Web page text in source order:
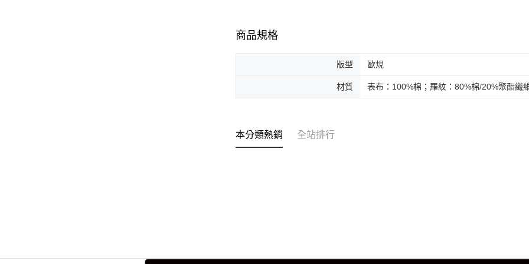
商品規格
版型 歐規
材質 表布：100%棉；羅紋：80%棉/20%聚酯纖
本分類熱銷 全站排行